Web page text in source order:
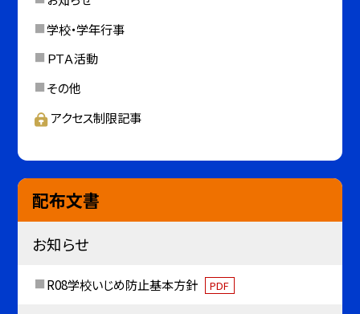
学校・学年行事
ＰＴＡ活動
その他
アクセス制限記事
配布文書
お知らせ
R08学校いじめ防止基本方針 PDF